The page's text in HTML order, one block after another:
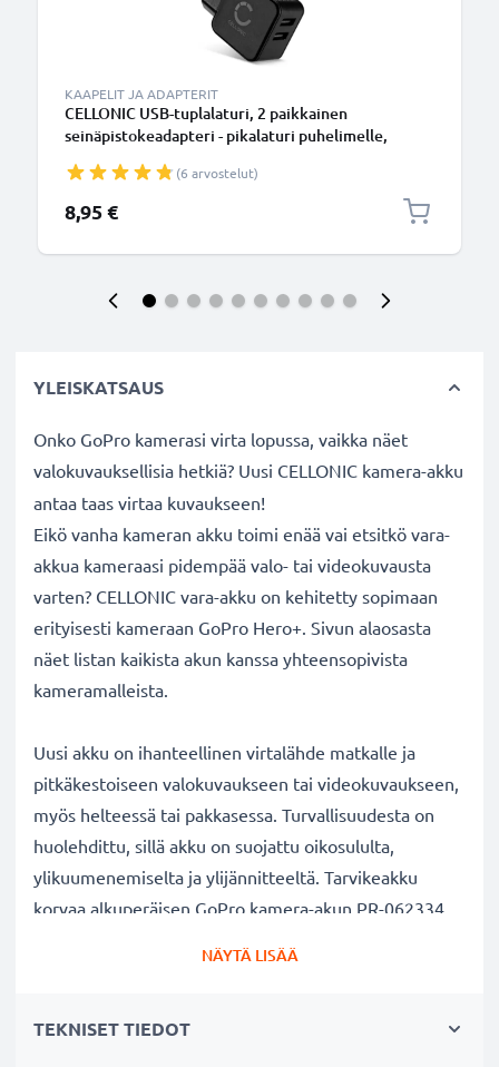
KAAPELIT JA ADAPTERIT
CELLONIC USB-tuplalaturi, 2 paikkainen
seinäpistokeadapteri - pikalaturi puhelimelle,
adapteri
(6 arvostelut)
8,95 €
YLEISKATSAUS
Onko GoPro kamerasi virta lopussa, vaikka näet
valokuvauksellisia hetkiä? Uusi CELLONIC kamera-akku
antaa taas virtaa kuvaukseen!
Eikö vanha kameran akku toimi enää vai etsitkö vara-
akkua kameraasi pidempää valo- tai videokuvausta
varten? CELLONIC vara-akku on kehitetty sopimaan
erityisesti kameraan GoPro Hero+. Sivun alaosasta
näet listan kaikista akun kanssa yhteensopivista
kameramalleista.
Uusi akku on ihanteellinen virtalähde matkalle ja
pitkäkestoiseen valokuvaukseen tai videokuvaukseen,
myös helteessä tai pakkasessa. Turvallisuudesta on
huolehdittu, sillä akku on suojattu oikosululta,
ylikuumenemiselta ja ylijännitteeltä. Tarvikeakku
korvaa alkuperäisen GoPro kamera-akun PR-062334.
GoPro Hero+ kameran vaihtoakku:
NÄYTÄ LISÄÄ
TEKNISET TIEDOT